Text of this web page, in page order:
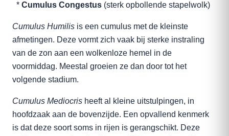
* Cumulus Congestus (sterk opbollende stapelwolk)
Cumulus Humilis is een cumulus met de kleinste
afmetingen. Deze vormt zich vaak bij sterke instraling
van de zon aan een wolkenloze hemel in de
voormiddag. Meestal groeien ze dan door tot het
volgende stadium.
Cumulus Mediocris heeft al kleine uitstulpingen, in
hoofdzaak aan de bovenzijde. Een opvallend kenmerk
is dat deze soort soms in rijen is gerangschikt. Deze